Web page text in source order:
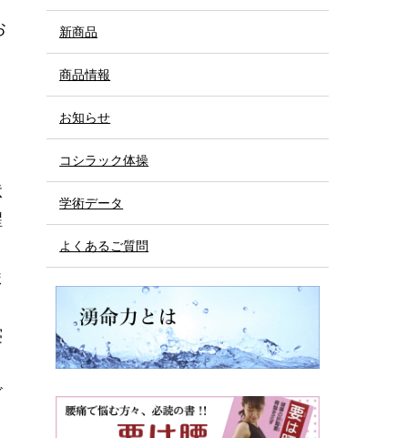
新商品
商品情報
お知らせ
コシラック体操
学術データ
よくあるご質問